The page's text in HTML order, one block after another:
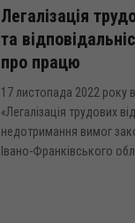
Легалізація
та
про працю
17 листопада 2022 року
«Легалізація трудових
недотримання вимог
Івано-Франківського